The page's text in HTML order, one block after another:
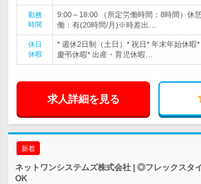
勤務
時間
9:00～18:00 （所定労働時間：8時間）休
働：有(20時間/月)※時差出…
休日
休暇
* 週休2日制（土日）* 祝日* 年末年始休暇
慶弔休暇* 出産・育児休暇…
求人詳細を見る
新着
ネットワンシステムズ株式会社 | ◎フレックスタ
OK